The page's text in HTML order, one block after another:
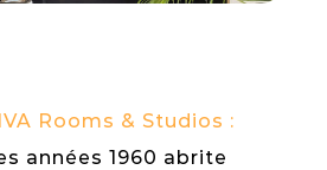
Rooms & Studios :
années 1960 abrite